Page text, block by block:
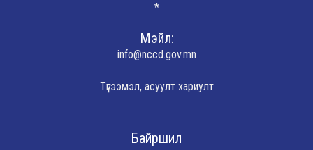
*
Мэйл:
info@nccd.gov.mn
Түгээмэл, асуулт хариулт
Байршил